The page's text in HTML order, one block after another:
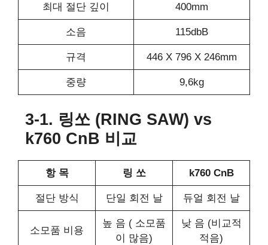
최대 절단 깊이 400mm
소음 115dbB
규격 446 X 796 X 246mm
중량 9,6kg
3-1. 링쏘 (RING SAW) vs
k760 CnB 비교
항 목 링 쏘 k760 CnB
절단 방식 단일 회전 날 듀얼 회전 날
소모품 비용
높 음 ( 소모품
이 많음)
낮 음 (비교적
적음)